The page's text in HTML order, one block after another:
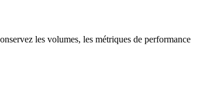
les volumes, les métriques de performance